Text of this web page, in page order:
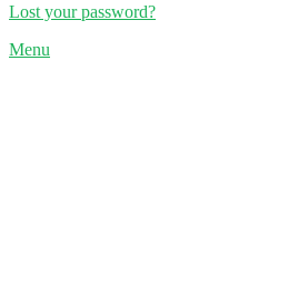
Lost your password?
Menu